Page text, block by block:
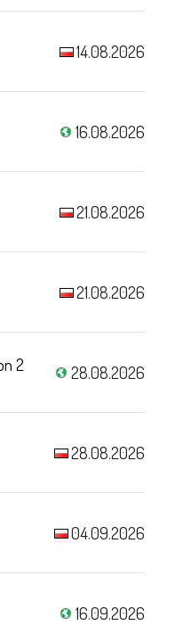
14.08.2026
16.08.2026
21.08.2026
21.08.2026
2 28.08.2026
28.08.2026
04.09.2026
16.09.2026